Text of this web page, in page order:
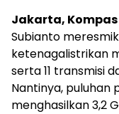
Jakarta, Kompas
Subianto
ketenagalistrikan
serta 11 transmisi
Nantinya, puluhan
menghasilkan 3,2